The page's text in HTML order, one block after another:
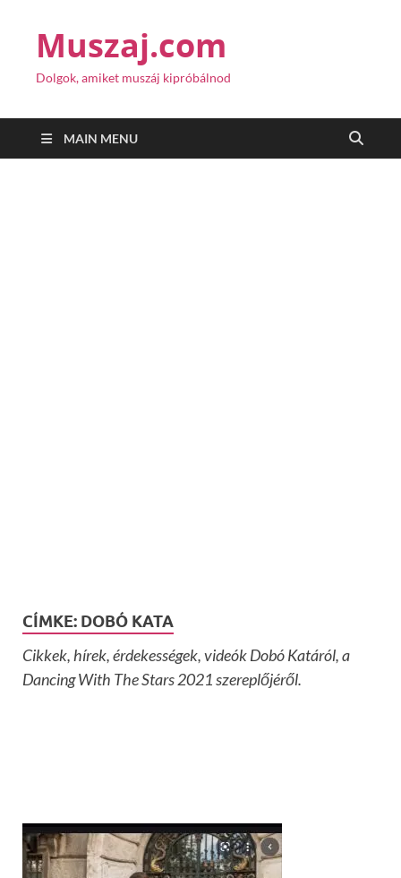
Muszaj.com
Dolgok, amiket muszáj kipróbálnod
MAIN MENU
CÍMKE: DOBÓ KATA
Cikkek, hírek, érdekességek, videók Dobó Katáról, a
Dancing With The Stars 2021 szereplőjéről.